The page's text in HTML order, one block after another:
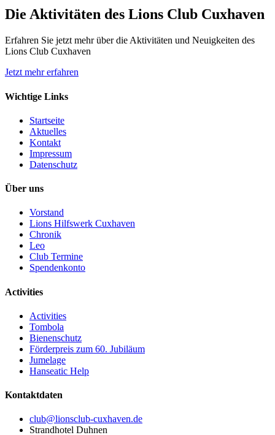
Die Aktivitäten des Lions Club Cuxhaven
Erfahren Sie jetzt mehr über die Aktivitäten und Neuigkeiten des
Lions Club Cuxhaven
Jetzt mehr erfahren
Wichtige Links
Startseite
Aktuelles
Kontakt
Impressum
Datenschutz
Über uns
Vorstand
Lions Hilfswerk Cuxhaven
Chronik
Leo
Club Termine
Spendenkonto
Activities
Activities
Tombola
Bienenschutz
Förderpreis zum 60. Jubiläum
Jumelage
Hanseatic Help
Kontaktdaten
club@lionsclub-cuxhaven.de
Strandhotel Duhnen